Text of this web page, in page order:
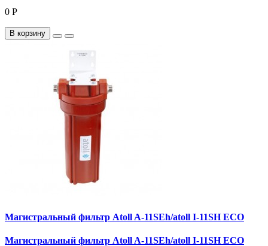
0 Р
В корзину
Магистральный фильтр Atoll A-11SEh/atoll I-11SH ECO
Магистральный фильтр Atoll A-11SEh/atoll I-11SH ECO